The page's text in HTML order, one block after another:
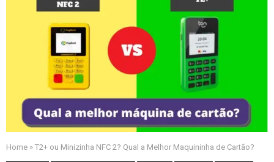
Home » T2+ ou Minizinha NFC 2? Qual a Melhor Maquininha de Cartão?